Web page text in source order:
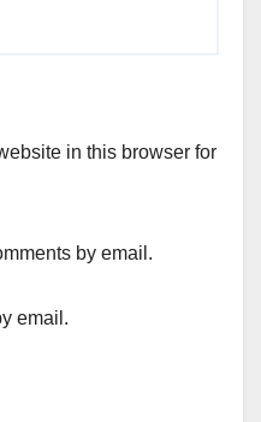
in this browser for
by email.
email.